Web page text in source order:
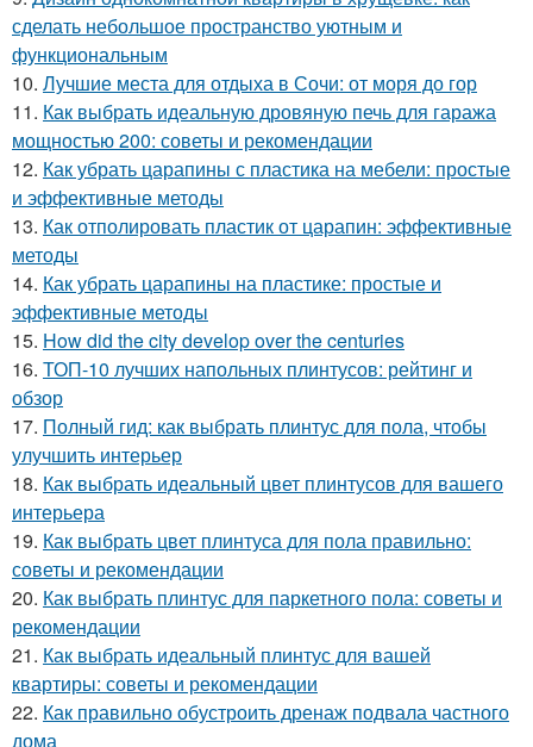
сделать небольшое пространство уютным и
функциональным
10. Лучшие места для отдыха в Сочи: от моря до гор
11. Как выбрать идеальную дровяную печь для гаража
мощностью 200: советы и рекомендации
12. Как убрать царапины с пластика на мебели: простые
и эффективные методы
13. Как отполировать пластик от царапин: эффективные
методы
14. Как убрать царапины на пластике: простые и
эффективные методы
15. How did the city develop over the centuries
16. ТОП-10 лучших напольных плинтусов: рейтинг и
обзор
17. Полный гид: как выбрать плинтус для пола, чтобы
улучшить интерьер
18. Как выбрать идеальный цвет плинтусов для вашего
интерьера
19. Как выбрать цвет плинтуса для пола правильно:
советы и рекомендации
20. Как выбрать плинтус для паркетного пола: советы и
рекомендации
21. Как выбрать идеальный плинтус для вашей
квартиры: советы и рекомендации
22. Как правильно обустроить дренаж подвала частного
дома